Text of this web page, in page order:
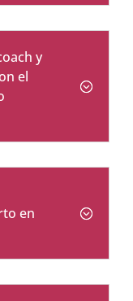
y
el
en